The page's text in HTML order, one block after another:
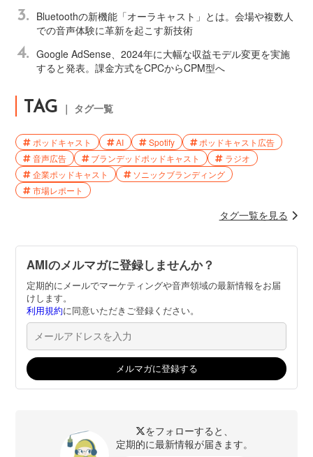
3.
Bluetoothの新機能「オーラキャスト」とは。会場や複数人
での音声体験に革新を起こす新技術
4. Google AdSense、2024年に大幅な収益モデル変更を実施
すると発表。課金方式をCPCからCPM型へ
TAG ｜ タグ一覧
ポッドキャスト AI Spotify
ポッドキャスト広告
音声広告
ブランデッドポッドキャスト
ラジオ
企業ポッドキャスト
ソニックブランディング
市場レポート
タグ一覧を見る
AMIのメルマガに登録しませんか？
定期的にメールでマーケティングや音声領域の最新情報をお届
けします。
利用規約に同意いただきご登録ください。
をフォローすると、
定期的に最新情報が届きます。